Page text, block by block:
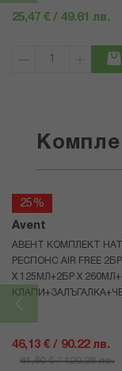
25,47 € / 49.81 лв.
25%
Avent
АВЕНТ КОМПЛЕКТ
РЕСПОНС AIR FREE
Х 125МЛ+2БР Х
46,13 € / 90.22 лв.
61,50 € / 120.28 лв.